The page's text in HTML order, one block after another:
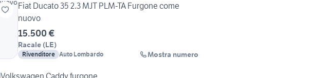
Fiat Ducato 35 2.3 MJT PLM-TA Furgone come
nuovo
15.500 €
Racale (LE)
Rivenditore Auto Lombardo Mostra numero